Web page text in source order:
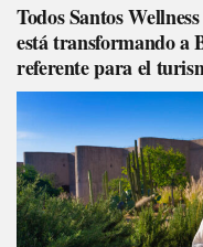
Todos Santos
está transformando a
referente para el